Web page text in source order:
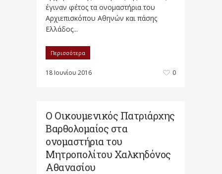
έγιναν φέτος τα ονομαστήρια του
Αρχιεπισκόπου Αθηνών και πάσης
Ελλάδος...
Περισσότερα
18 Ιουνίου 2016 0
Ο Οικουμενικός Πατριάρχης
Βαρθολομαίος στα
ονομαστήρια του
Μητροπολίτου Χαλκηδόνος
Αθανασίου